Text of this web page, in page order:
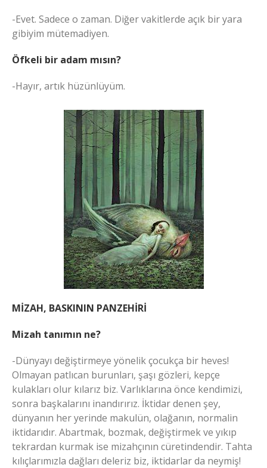
-Evet. Sadece o zaman. Diğer vakitlerde açık bir yara
gibiyim mütemadiyen.
Öfkeli bir adam mısın?
-Hayır, artık hüzünlüyüm.
MİZAH, BASKININ PANZEHİRİ
Mizah tanımın ne?
-Dünyayı değiştirmeye yönelik çocukça bir heves!
Olmayan patlıcan burunları, şaşı gözleri, kepçe
kulakları olur kılarız biz. Varlıklarına önce kendimizi,
sonra başkalarını inandırırız. İktidar denen şey,
dünyanın her yerinde makulün, olağanın, normalin
iktidarıdır. Abartmak, bozmak, değiştirmek ve yıkıp
tekrardan kurmak ise mizahçının cüretindendir. Tahta
kılıçlarımızla dağları deleriz biz, iktidarlar da neymiş!